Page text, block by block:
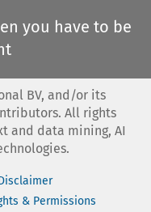
you have to be
BV, and/or its
All rights
and data mining, AI
& Permissions